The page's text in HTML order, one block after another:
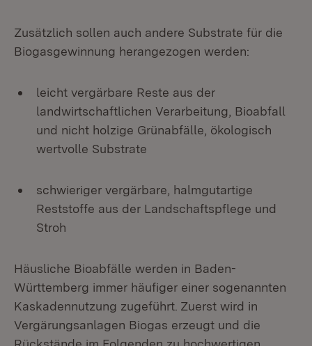
Zusätzlich sollen auch andere Substrate für die
Biogasgewinnung herangezogen werden:
leicht vergärbare Reste aus der
landwirtschaftlichen Verarbeitung, Bioabfall
und nicht holzige Grünabfälle, ökologisch
wertvolle Substrate
schwieriger vergärbare, halmgutartige
Reststoffe aus der Landschaftspflege und
Stroh
Häusliche Bioabfälle werden in Baden-
Württemberg immer häufiger einer sogenannten
Kaskadennutzung zugeführt. Zuerst wird in
Vergärungsanlagen Biogas erzeugt und die